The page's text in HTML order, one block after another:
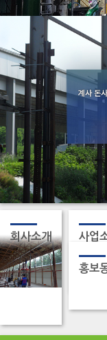
회사소개 사업
홍보